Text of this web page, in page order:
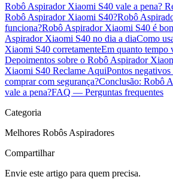
Robô Aspirador Xiaomi S40 vale a pena?
Robô Aspirador Xiaomi S40?Robô
funciona?Robô Aspirador Xiaomi S40 é
Aspirador Xiaomi S40 no dia a diaComo
Xiaomi S40 corretamenteEm quanto tempo
Depoimentos sobre o Robô Aspirador
Xiaomi S40 Reclame AquiPontos negativos
comprar com segurança?Conclusão: Robô
vale a pena?FAQ — Perguntas frequentes
Categoria
Melhores Robôs Aspiradores
Compartilhar
Envie este artigo para quem precisa.